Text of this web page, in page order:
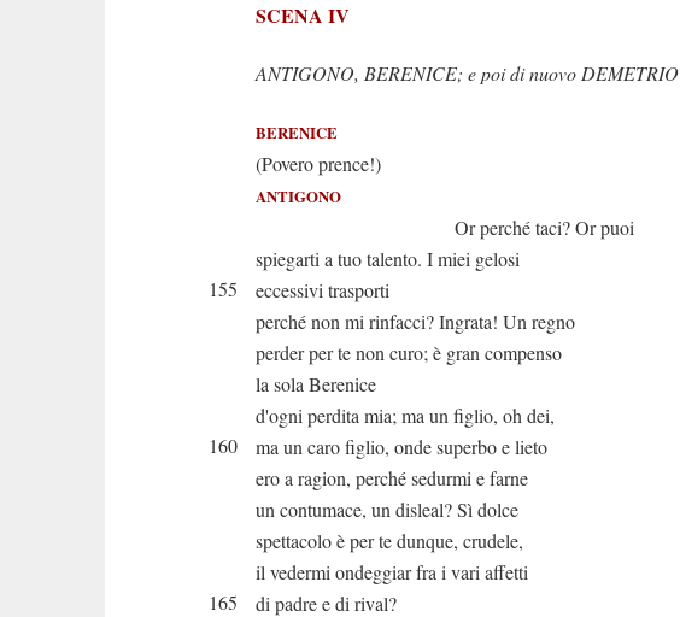
SCENA IV
ANTIGONO, BERENICE; e poi di nuovo DEMETRIO
BERENICE
(Povero prence!)
ANTIGONO
Or perché taci? Or puoi
spiegarti a tuo talento. I miei gelosi
155
eccessivi trasporti
perché non mi rinfacci? Ingrata! Un regno
perder per te non curo; è gran compenso
la sola Berenice
d'ogni perdita mia; ma un figlio, oh dei,
160
ma un caro figlio, onde superbo e lieto
ero a ragion, perché sedurmi e farne
un contumace, un disleal? Sì dolce
spettacolo è per te dunque, crudele,
il vedermi ondeggiar fra i vari affetti
165
di padre e di rival?